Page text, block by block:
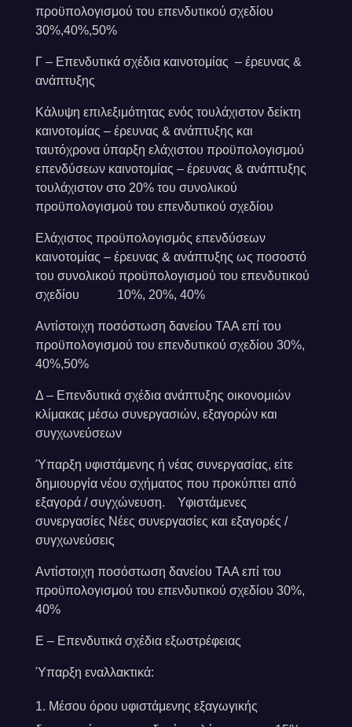
προϋπολογισμού του επενδυτικού σχεδίου
30%,40%,50%
Γ – Επενδυτικά σχέδια καινοτομίας – έρευνας &
ανάπτυξης
Κάλυψη επιλεξιμότητας ενός τουλάχιστον δείκτη
καινοτομίας – έρευνας & ανάπτυξης και
ταυτόχρονα ύπαρξη ελάχιστου προϋπολογισμού
επενδύσεων καινοτομίας – έρευνας & ανάπτυξης
τουλάχιστον στο 20% του συνολικού
προϋπολογισμού του επενδυτικού σχεδίου
Ελάχιστος προϋπολογισμός επενδύσεων
καινοτομίας – έρευνας & ανάπτυξης ως ποσοστό
του συνολικού προϋπολογισμού του επενδυτικού
σχεδίου 10%, 20%, 40%
Αντίστοιχη ποσόστωση δανείου ΤΑΑ επί του
προϋπολογισμού του επενδυτικού σχεδίου 30%,
40%,50%
Δ – Επενδυτικά σχέδια ανάπτυξης οικονομιών
κλίμακας μέσω συνεργασιών, εξαγορών και
συγχωνεύσεων
Ύπαρξη υφιστάμενης ή νέας συνεργασίας, είτε
δημιουργία νέου σχήματος που προκύπτει από
εξαγορά / συγχώνευση. Υφιστάμενες
συνεργασίες Νέες συνεργασίες και εξαγορές /
συγχωνεύσεις
Αντίστοιχη ποσόστωση δανείου ΤΑΑ επί του
προϋπολογισμού του επενδυτικού σχεδίου 30%,
40%
Ε – Επενδυτικά σχέδια εξωστρέφειας
Ύπαρξη εναλλακτικά:
Μέσου όρου υφιστάμενης εξαγωγικής